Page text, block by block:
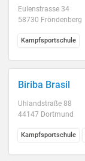
Eulenstrasse 34
58730 Fröndenberg
Kampfsportschule
Biriba Brasil
Uhlandstraße 88
44147 Dortmund
Kampfsportschule